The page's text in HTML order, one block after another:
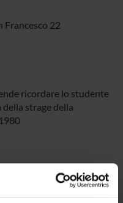
Francesco 22
ricordare lo studente
strage della
teatrali, rassegne